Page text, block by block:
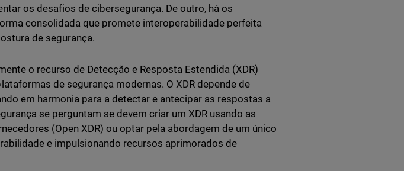
os desafios de cibersegurança. De outro, há os
consolidada que promete interoperabilidade perfeita
de segurança.
o recurso de Detecção e Resposta Estendida (XDR)
de segurança modernas. O XDR depende de
em harmonia para a detectar e antecipar as respostas a
se perguntam se devem criar um XDR usando as
(Open XDR) ou optar pela abordagem de um único
e impulsionando recursos aprimorados de